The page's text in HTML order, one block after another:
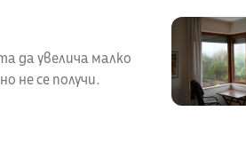
да увелича малко
не се получи.